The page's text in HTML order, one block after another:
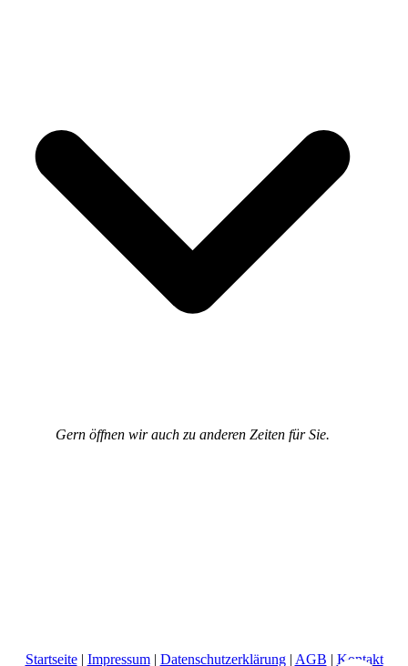
Gern öffnen wir auch zu anderen Zeiten für Sie.
Startseite| Impressum| Datenschutzerklärung| AGB | Kontakt